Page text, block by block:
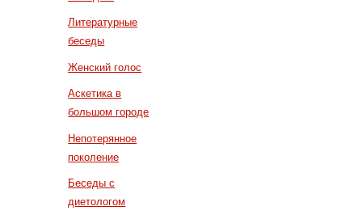
Литературные
беседы
Женский голос
Аскетика в
большом городе
Непотерянное
поколение
Беседы с
диетологом